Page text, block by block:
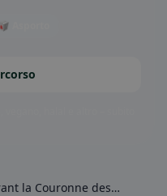
🥡 Asporto
Restaurant la Couronne des Planchettes